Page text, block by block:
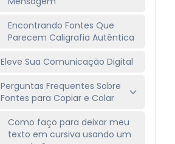
Encontrando Fontes Que
Parecem Caligrafia Autêntica
Eleve Sua Comunicação Digital
Perguntas Frequentes Sobre
Fontes para Copiar e Colar
Como faço para deixar meu
texto em cursiva usando um